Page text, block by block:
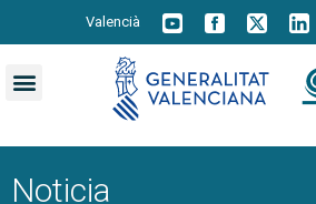
Valencià
Noticia